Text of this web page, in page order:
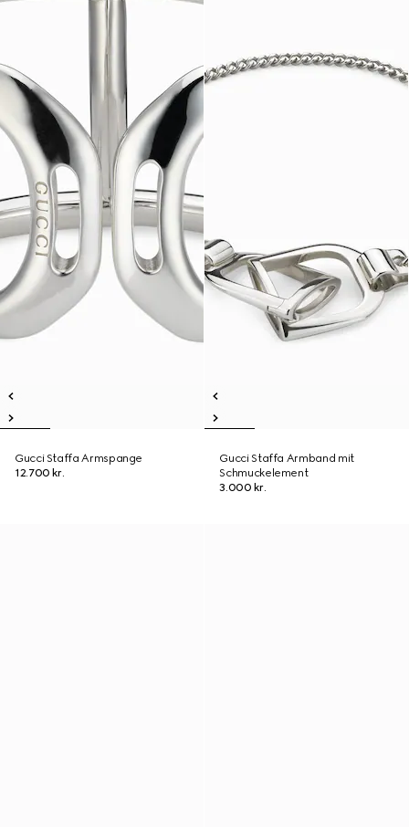
Gucci Staffa Armspange
12.700 kr.
Gucci Staffa Armband mit
Schmuckelement
3.000 kr.